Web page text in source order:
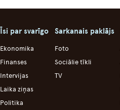
Īsi par svarīgo
Ekonomika
Finanses
Intervijas
Laika ziņas
Politika
Sarkanais paklājs
Foto
Sociālie tīkli
TV